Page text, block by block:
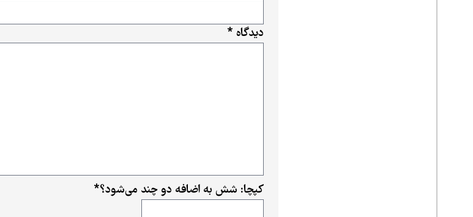
دیدگاه *
کپچا: شش به اضافه دو چند می‌شود؟*